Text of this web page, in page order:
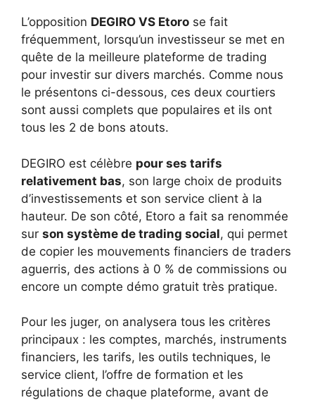
L’opposition DEGIRO VS Etoro se fait
fréquemment, lorsqu’un investisseur se met en
quête de la meilleure plateforme de trading
pour investir sur divers marchés. Comme nous
le présentons ci-dessous, ces deux courtiers
sont aussi complets que populaires et ils ont
tous les 2 de bons atouts.
DEGIRO est célèbre pour ses tarifs
relativement bas, son large choix de produits
d’investissements et son service client à la
hauteur. De son côté, Etoro a fait sa renommée
sur son système de trading social, qui permet
de copier les mouvements financiers de traders
aguerris, des actions à 0 % de commissions ou
encore un compte démo gratuit très pratique.
Pour les juger, on analysera tous les critères
principaux : les comptes, marchés, instruments
financiers, les tarifs, les outils techniques, le
service client, l’offre de formation et les
régulations de chaque plateforme, avant de